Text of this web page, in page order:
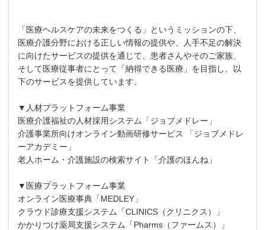
「医療ヘルスケアの未来をつくる」というミッションの下、
医療介護分野における正しい情報の提供や、人手不足の解決
に向けたサービスの提供を通じて、患者さんやそのご家族、
そして医療従事者にとって「納得できる医療」を目指し、以
下のサービスを提供しています。
▼人材プラットフォーム事業
医療介護福祉の人材採用システム「ジョブメドレー」
介護事業所向けオンライン動画研修サービス 「ジョブメドレ
ーアカデミー」
老人ホーム・介護施設の検索サイト「介護のほんね」
▼医療プラットフォーム事業
オンライン医療事典「MEDLEY」
クラウド診療支援システム「CLINICS（クリニクス）」
かかりつけ薬局支援システム「Pharms（ファームス）」